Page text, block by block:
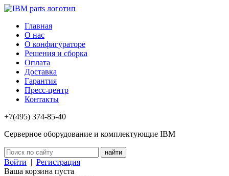
Главная
О нас
О конфигураторе
Решения и сборка
Оплата
Доставка
Гарантия
Пресс-центр
Контакты
+7(495) 374-85-40
Серверное оборудование и комплектующие IBM
Войти | Регистрация
Ваша корзина пуста